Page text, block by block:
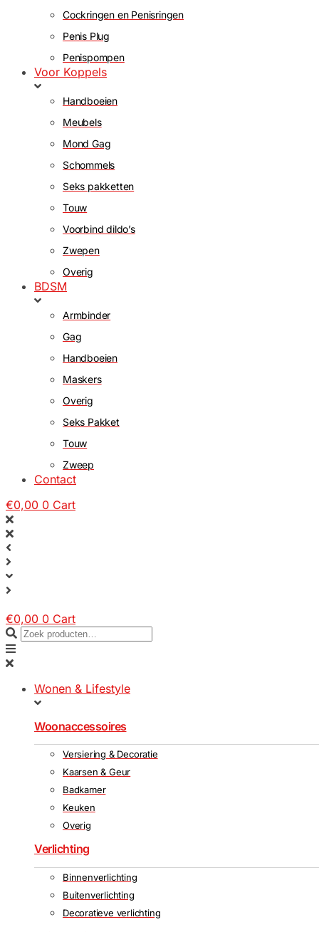
Cockringen en Penisringen
Penis Plug
Penispompen
Voor Koppels
Handboeien
Meubels
Mond Gag
Schommels
Seks pakketten
Touw
Voorbind dildo’s
Zwepen
Overig
BDSM
Armbinder
Gag
Handboeien
Maskers
Overig
Seks Pakket
Touw
Zweep
Contact
€0,00 0 Cart
€0,00 0 Cart
Wonen & Lifestyle
Woonaccessoires
Versiering & Decoratie
Kaarsen & Geur
Badkamer
Keuken
Overig
Verlichting
Binnenverlichting
Buitenverlichting
Decoratieve verlichting